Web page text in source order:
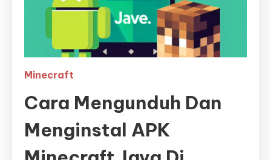
Minecraft
Cara Mengunduh Dan
Menginstal APK